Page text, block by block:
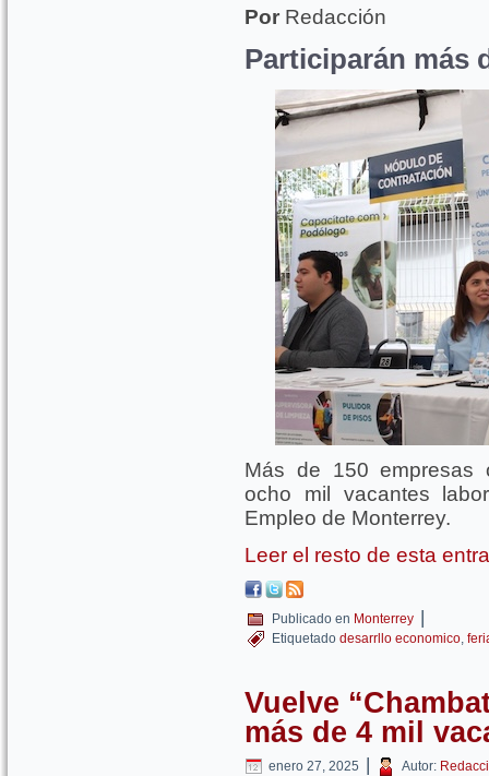
Por Redacción
Participarán más
Más de 150 empresas
ocho mil vacantes
Empleo de Monterrey.
Leer el resto de esta
Publicado en Monterrey |
Etiquetado desarrllo economico,
Vuelve
más de 4 mil
enero 27, 2025 | Autor: